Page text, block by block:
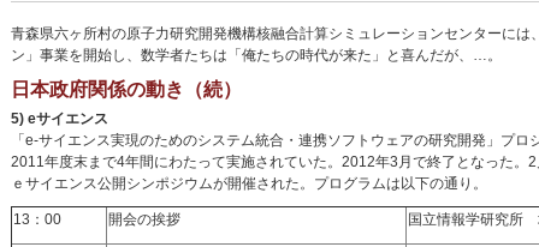
青森県六ヶ所村の原子力研究開発機構核融合計算シミュレーションセンターに
ン」事業を開始し、数学者たちは「俺たちの時代が来た」と喜んだが、…。
日本政府関係の動き（続）
5) eサイエンス
「e-サイエンス実現のためのシステム統合・連携ソフトウェアの研究開発」プ
2011年度末まで4年間にわたって実施されていた。2012年3月で終了となった
ｅサイエンス公開シンポジウムが開催された。プログラムは以下の通り。
13：00 開会の挨拶 国立情報学研究所